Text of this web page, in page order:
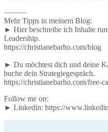
———
Mehr Tipps in meinem Blog:
► Hier beschreibe ich Inhalte
Leadership.
https://christianebarho.com/blog
► Du möchtest dich und deine
buche dein Strategiegespräch.
https://christianebarho.com/free-
Follow me on:
► Linkedin: https://